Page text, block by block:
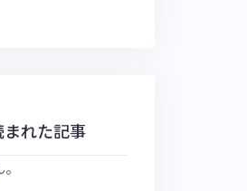
れた記事